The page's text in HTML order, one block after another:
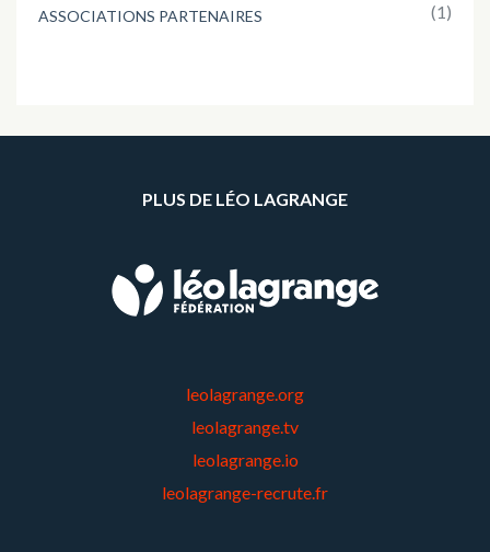
ASSOCIATIONS PARTENAIRES (1)
PLUS DE LÉO LAGRANGE
leolagrange.org
leolagrange.tv
leolagrange.io
leolagrange-recrute.fr